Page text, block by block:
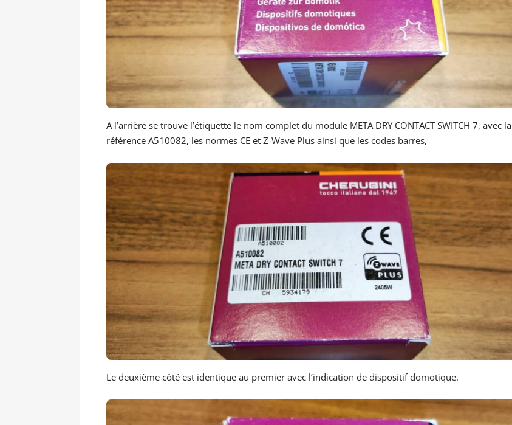
A l’arrière se trouve l’étiquette le nom complet du module META DRY CONTACT SWITCH 7, avec la
référence A510082, les normes CE et Z-Wave Plus ainsi que les codes barres,
Le deuxième côté est identique au premier avec l’indication de dispositif domotique.